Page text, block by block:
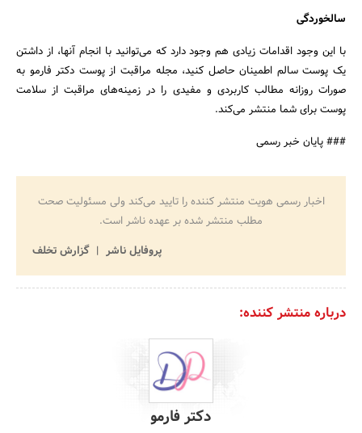
سالخوردگی
با این وجود اقدامات زیادی هم وجود دارد که می‌توانید با انجام آنها، از داشتن
یک پوست سالم اطمینان حاصل کنید، مجله مراقبت از پوست دکتر فارمو به
صورات روزانه مطالب کاربردی و مفیدی را در زمینه‌های مراقبت از سلامت
پوست برای شما منتشر می‌کند.
### پایان خبر رسمی
اخبار رسمی هویت منتشر کننده را تایید می‌کند ولی مسئولیت صحت
مطلب منتشر شده بر عهده ناشر است.
پروفایل ناشر
گزارش تخلف
درباره منتشر کننده:
دکتر فارمو